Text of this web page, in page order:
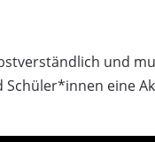
und
eine